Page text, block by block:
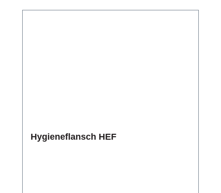
Hygieneflansch HEF